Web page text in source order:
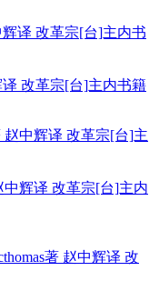
译 改革宗[台]主内书籍
中辉译 改革宗[台]主内